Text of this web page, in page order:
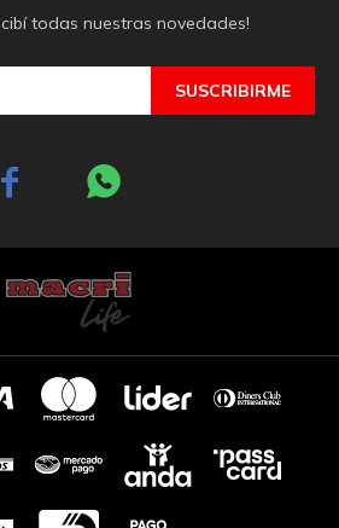
todas nuestras novedades!
SUSCRIBIRME
 